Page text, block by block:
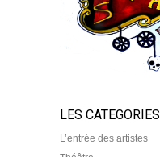
LES CATEGORIES
L’entrée des artistes